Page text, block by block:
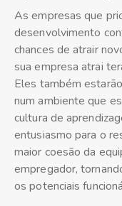
As empresas que
desenvolvimento
chances de atrair
sua empresa atrai
Eles também
num ambiente que
cultura de
entusiasmo para o
maior coesão da
empregador,
os potenciais